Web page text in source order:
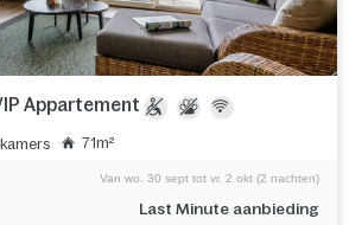
Appartement
71m²
Last Minute aanbieding
Van wo. 30 sept tot vr. 2 okt (2 nachten)